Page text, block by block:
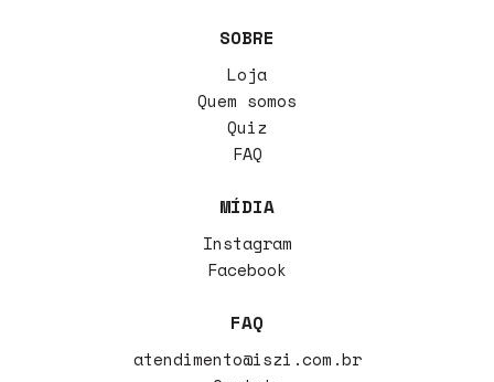
SOBRE
Loja
Quem somos
Quiz
FAQ
MÍDIA
Instagram
Facebook
FAQ
atendimento@iszi.com.br